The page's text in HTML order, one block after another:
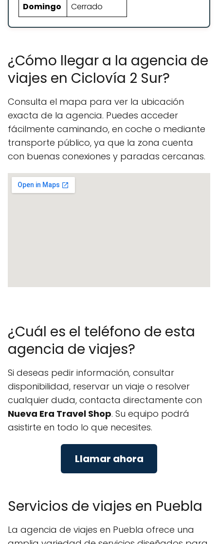
Domingo
Cerrado
¿Cómo llegar a la agencia de
viajes en Ciclovía 2 Sur?
Consulta el mapa para ver la ubicación
exacta de la agencia. Puedes acceder
fácilmente caminando, en coche o mediante
transporte público, ya que la zona cuenta
con buenas conexiones y paradas cercanas.
¿Cuál es el teléfono de esta
agencia de viajes?
Si deseas pedir información, consultar
disponibilidad, reservar un viaje o resolver
cualquier duda, contacta directamente con
Nueva Era Travel Shop. Su equipo podrá
asistirte en todo lo que necesites.
Llamar ahora
Servicios de viajes en Puebla
La agencia de viajes en Puebla ofrece una